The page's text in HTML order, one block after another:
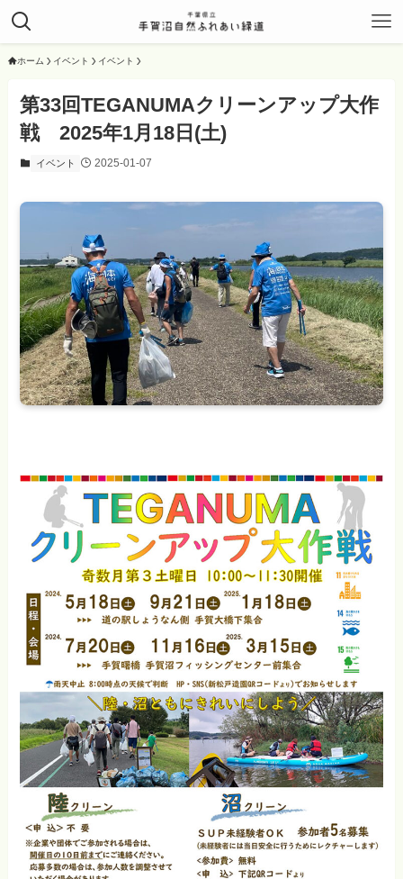
ホーム イベント イベント
第33回TEGANUMAクリーンアップ大作
戦 2025年1月18日(土)
イベント 2025-01-07